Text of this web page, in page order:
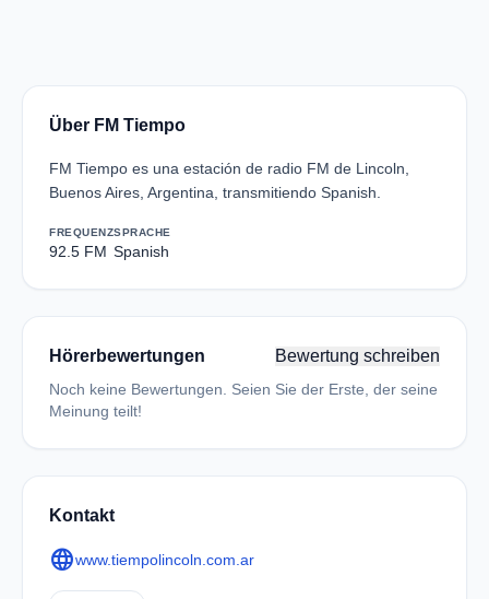
Über FM Tiempo
FM Tiempo es una estación de radio FM de Lincoln,
Buenos Aires, Argentina, transmitiendo Spanish.
FREQUENZ
92.5 FM
SPRACHE
Spanish
Hörerbewertungen Bewertung schreiben
Noch keine Bewertungen. Seien Sie der Erste, der seine
Meinung teilt!
Kontakt
languagewww.tiempolincoln.com.ar